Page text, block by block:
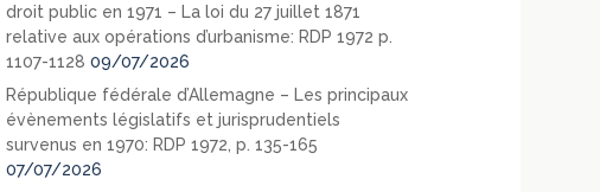
droit public en 1971 – La loi du 27 juillet 1871
relative aux opérations d’urbanisme: RDP 1972 p.
1107-1128 09/07/2026
République fédérale d’Allemagne – Les principaux
évènements législatifs et jurisprudentiels
survenus en 1970: RDP 1972, p. 135-165
07/07/2026